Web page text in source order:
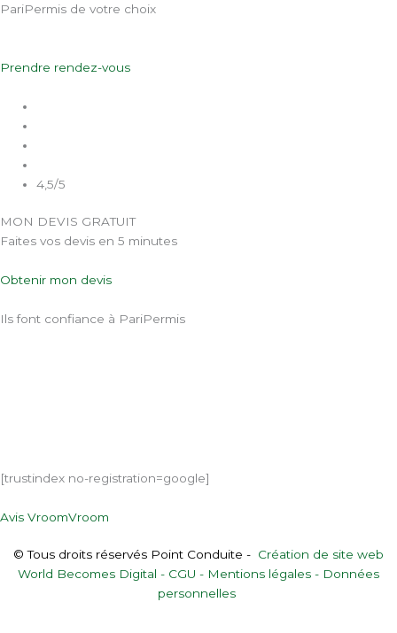
PariPermis de votre choix
Prendre rendez-vous
4,5/5
MON DEVIS GRATUIT
Faites vos devis en 5 minutes
Obtenir mon devis
Ils font confiance à PariPermis
[trustindex no-registration=google]
Avis VroomVroom
© Tous droits réservés Point Conduite - Création de site web
World Becomes Digital - CGU - Mentions légales - Données
personnelles